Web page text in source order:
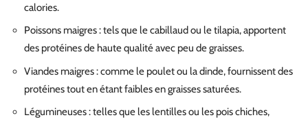
calories.
Poissons maigres : tels que le cabillaud ou le tilapia, apportent
des protéines de haute qualité avec peu de graisses.
Viandes maigres : comme le poulet ou la dinde, fournissent des
protéines tout en étant faibles en graisses saturées.
Légumineuses : telles que les lentilles ou les pois chiches,